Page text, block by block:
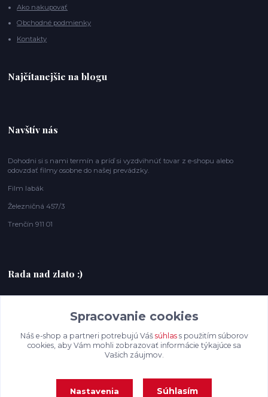
Ako nakupovať
Obchodné podmienky
Kontakty
Najčítanejšie na blogu
Navštív nás
Dohodni si s nami termín a príď si vyzdvihnúť tovar z e-shopu alebo
odovzdať filmy osobne do našej prevádzky.
Film labák
Železničná 457/3
Trenčín 911 01
Rada nad zlato :)
filmlabak@gmail.com
Spracovanie cookies
Náš e-shop a partneri potrebujú Váš súhlass použitím súborov
cookies, aby Vám mohli zobrazovať informácie týkajúce sa
Vašich záujmov.
Nastavenia Súhlasím